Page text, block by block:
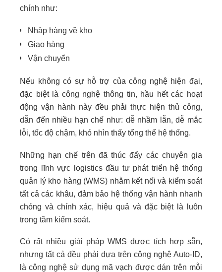
chính như:
Nhập hàng về kho
Giao hàng
Vận chuyển
Nếu không có sự hỗ trợ của công nghệ hiện đại,
đặc biệt là công nghệ thông tin, hầu hết các hoạt
động vận hành này đều phải thực hiện thủ công,
dẫn đến nhiều hạn chế như: dễ nhầm lẫn, dễ mắc
lỗi, tốc độ chậm, khó nhìn thấy tổng thể hệ thống.
Những hạn chế trên đã thúc đẩy các chuyên gia
trong lĩnh vực logistics đầu tư phát triển hệ thống
quản lý kho hàng (WMS) nhằm kết nối và kiểm soát
tất cả các khâu, đảm bảo hệ thống vận hành nhanh
chóng và chính xác, hiệu quả và đặc biệt là luôn
trong tầm kiểm soát.
Có rất nhiều giải pháp WMS được tích hợp sẵn,
nhưng tất cả đều phải dựa trên công nghệ Auto-ID,
là công nghệ sử dụng mã vạch được dán trên mỗi